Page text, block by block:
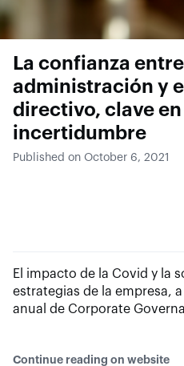
La confianza
administración y
directivo, clave
incertidumbre
Published on October 6, 2021
El impacto de la Covid y la
estrategias de la empresa,
anual de Corporate
Continue reading on website